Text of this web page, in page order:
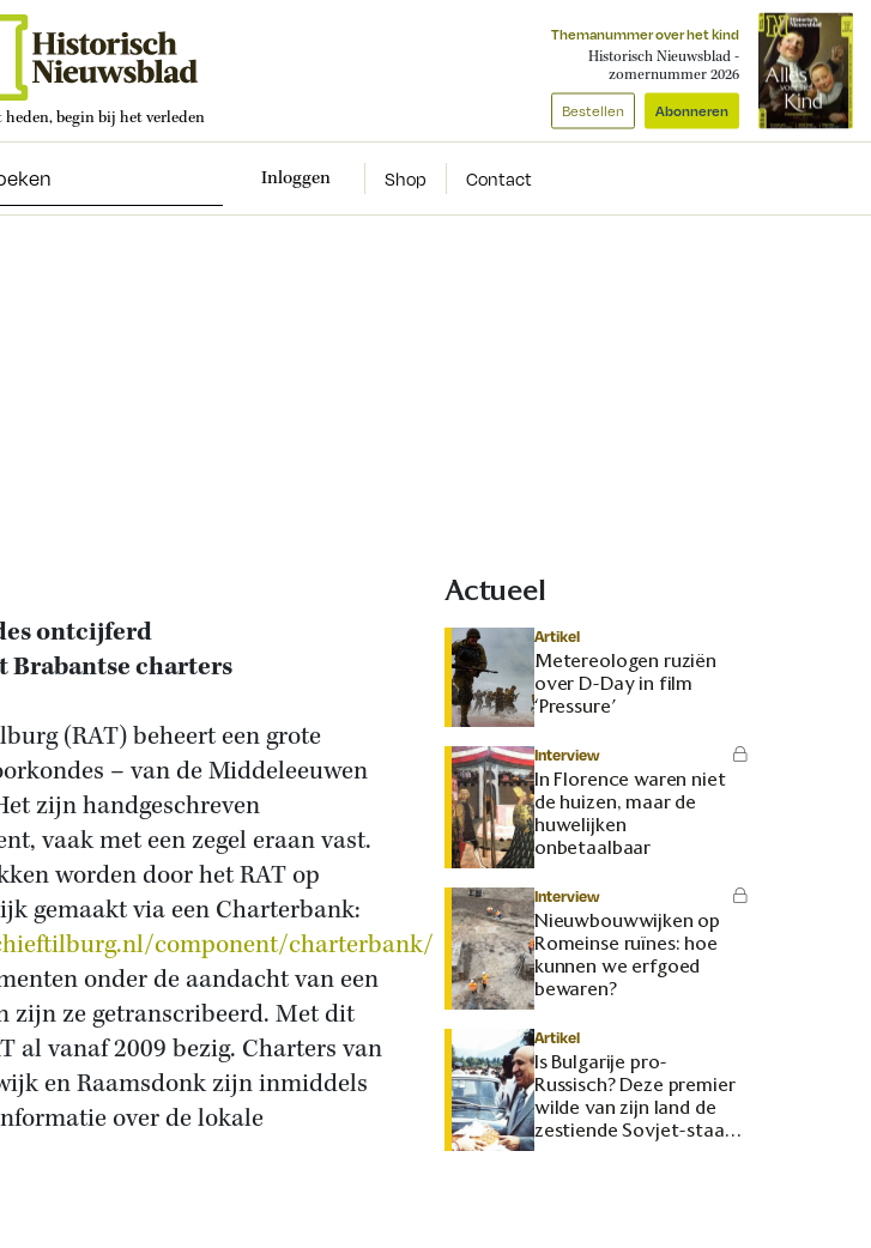
heden, begin bij het verleden
Themanummer over het kind
Historisch Nieuwsblad -
zomernummer 2026
Bestellen Abonneren
Inloggen Shop Contact
ontcijferd
charters
(RAT) beheert een grote
– van de Middeleeuwen
zijn handgeschreven
vaak met een zegel eraan vast.
worden door het RAT op
gemaakt via een Charterbank:
component/charterbank/
onder de aandacht van een
zijn ze getranscribeerd. Met dit
al vanaf 2009 bezig. Charters van
en Raamsdonk zijn inmiddels
over de lokale
Actueel
Artikel
Metereologen ruziën
over D-Day in film
‘Pressure’
Interview
In Florence waren niet
de huizen, maar de
huwelijken
onbetaalbaar
Interview
Nieuwbouwwijken op
Romeinse ruïnes: hoe
kunnen we erfgoed
bewaren?
Artikel
Is Bulgarije pro-
Russisch? Deze premier
wilde van zijn land de
zestiende Sovjet-staat
maken